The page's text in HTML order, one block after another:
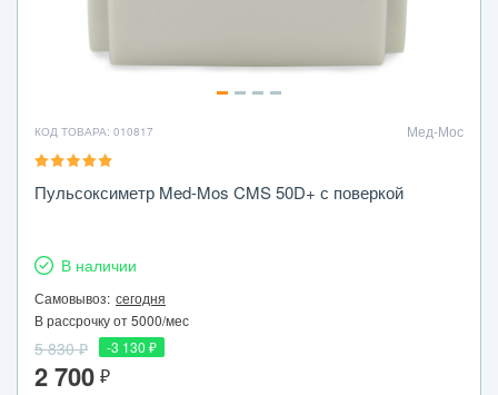
КОД ТОВАРА: 010817 Мед-Мос
Пульсоксиметр Med-Mos CMS 50D+ с поверкой
В наличии
Самовывоз: сегодня
В рассрочку от 5000/мес
5 830 ₽ -3 130 ₽
2 700 ₽